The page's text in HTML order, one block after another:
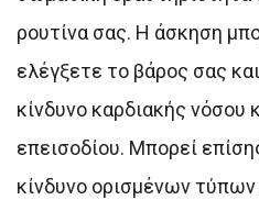
ρουτίνα σας. Η άσκηση
ελέγξετε το βάρος σας
κίνδυνο καρδιακής νόσου
επεισοδίου. Μπορεί
κίνδυνο ορισμένων τύπων